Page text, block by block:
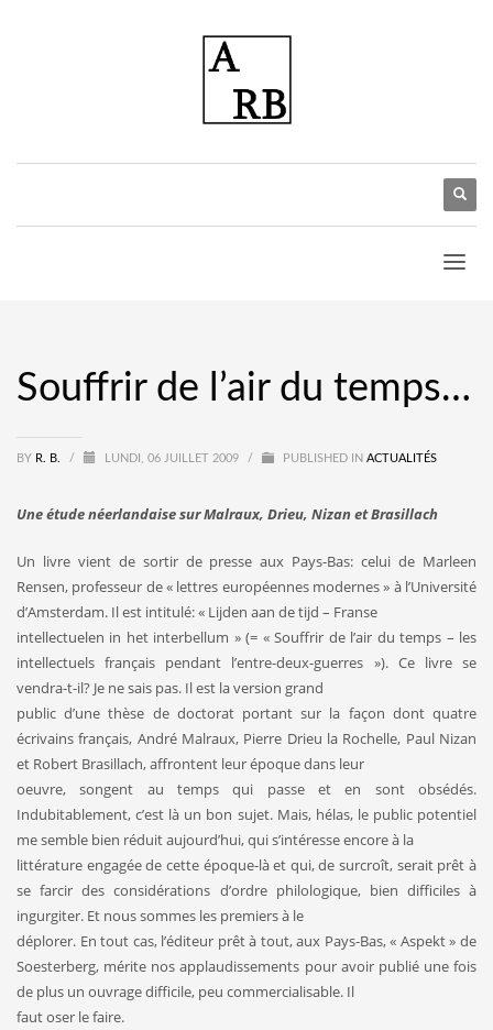
Souffrir de l’air du temps…
BY R. B. / LUNDI, 06 JUILLET 2009 / PUBLISHED IN ACTUALITÉS
Une étude néerlandaise sur Malraux, Drieu, Nizan et Brasillach
Un livre vient de sortir de presse aux Pays-Bas: celui de Marleen
Rensen, professeur de « lettres européennes modernes » à l’Université
d’Amsterdam. Il est intitulé: « Lijden aan de tijd – Franse
intellectuelen in het interbellum » (= « Souffrir de l’air du temps – les
intellectuels français pendant l’entre-deux-guerres »). Ce livre se
vendra-t-il? Je ne sais pas. Il est la version grand
public d’une thèse de doctorat portant sur la façon dont quatre
écrivains français, André Malraux, Pierre Drieu la Rochelle, Paul Nizan
et Robert Brasillach, affrontent leur époque dans leur
oeuvre, songent au temps qui passe et en sont obsédés.
Indubitablement, c’est là un bon sujet. Mais, hélas, le public potentiel
me semble bien réduit aujourd’hui, qui s’intéresse encore à la
littérature engagée de cette époque-là et qui, de surcroît, serait prêt à
se farcir des considérations d’ordre philologique, bien difficiles à
ingurgiter. Et nous sommes les premiers à le
déplorer. En tout cas, l’éditeur prêt à tout, aux Pays-Bas, « Aspekt » de
Soesterberg, mérite nos applaudissements pour avoir publié une fois
de plus un ouvrage difficile, peu commercialisable. Il
faut oser le faire.